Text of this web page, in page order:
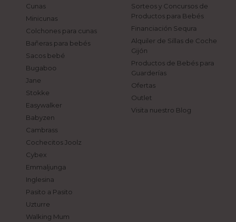
Cunas
Minicunas
Colchones para cunas
Bañeras para bebés
Sacos bebé
Bugaboo
Jane
Stokke
Easywalker
Babyzen
Cambrass
Cochecitos Joolz
Cybex
Emmaljunga
Inglesina
Pasito a Pasito
Uzturre
Walking Mum
Sorteos y Concursos de
Productos para Bebés
Financiación Sequra
Alquiler de Sillas de Coche
Gijón
Productos de Bebés para
Guarderías
Ofertas
Outlet
Visita nuestro Blog